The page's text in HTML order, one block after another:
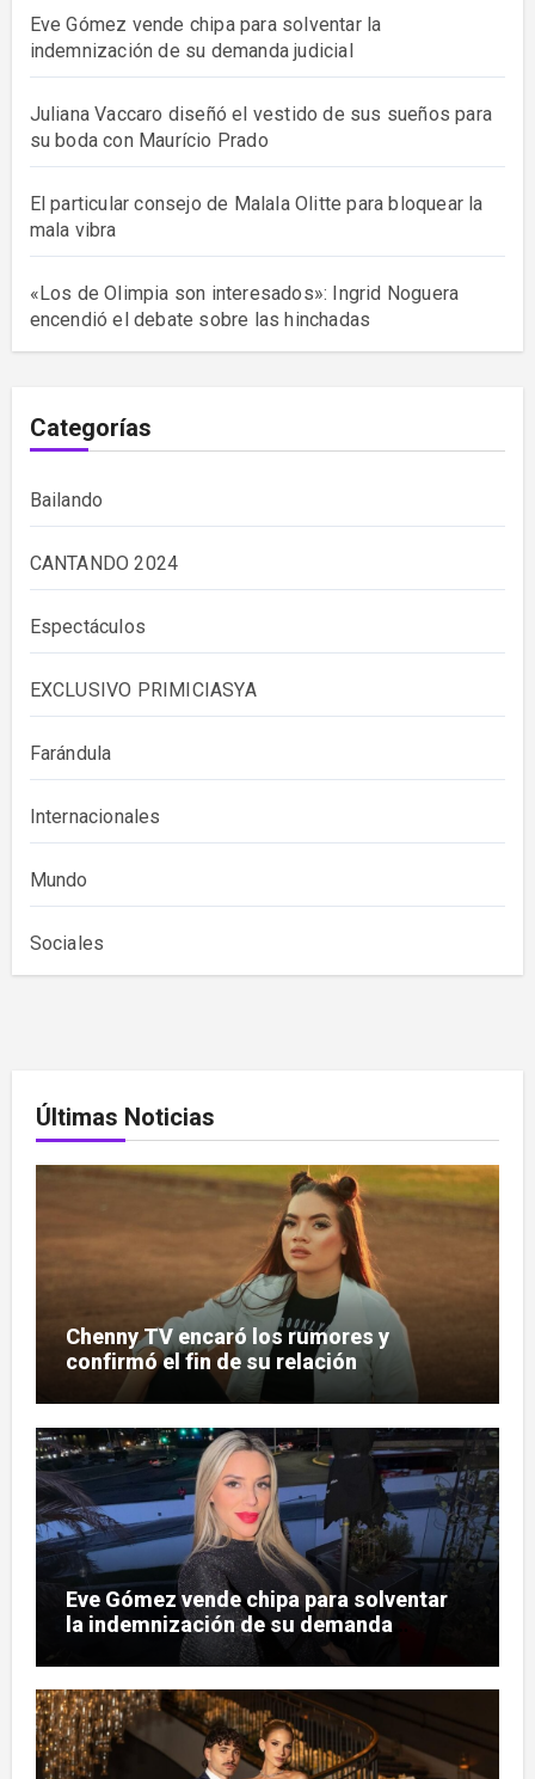
Eve Gómez vende chipa para solventar la
indemnización de su demanda judicial
Juliana Vaccaro diseñó el vestido de sus sueños para
su boda con Maurício Prado
El particular consejo de Malala Olitte para bloquear la
mala vibra
«Los de Olimpia son interesados»: Ingrid Noguera
encendió el debate sobre las hinchadas
Categorías
Bailando
CANTANDO 2024
Espectáculos
EXCLUSIVO PRIMICIASYA
Farándula
Internacionales
Mundo
Sociales
Últimas Noticias
Chenny TV encaró los rumores y
confirmó el fin de su relación
Eve Gómez vende chipa para solventar
la indemnización de su demanda